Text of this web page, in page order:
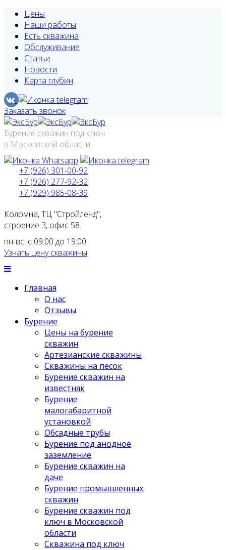
Цены
Наши работы
Есть скважина
Обслуживание
Статьи
Новости
Карта глубин
Заказать звонок
Бурение скважин под ключ
в Московской области
+7 (926) 301-00-92
+7 (926) 277-92-32
+7 (929) 985-08-39
Коломна, ТЦ "Стройленд",
строение 3, офис 58.
пн-вс: с 09:00 до 19:00
Узнать цену скважины
Главная
О нас
Отзывы
Бурение
Цены на бурение
скважин
Артезианские скважины
Скважины на песок
Бурение скважин на
известняк
Бурение
малогабаритной
установкой
Обсадные трубы
Бурение под анодное
заземление
Бурение скважин на
даче
Бурение промышленных
скважин
Бурение скважин под
ключ в Московской
области
Скважина под ключ